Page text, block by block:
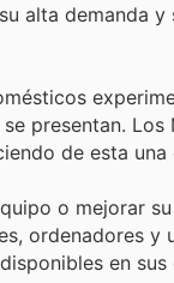
alta demanda
presentan.
de esta
o mejorar
ordenadores
en sus